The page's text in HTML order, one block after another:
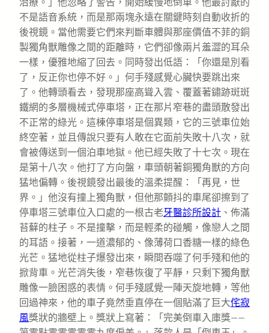
不是語音系統，而是那兩塊永遠在關鍵時刻自動收折的
後視鏡。當他需要它們來判斷車體與那座價值不菲的銅
製獨角獸雕像之間的距離時，它們卻像兩片羞澀的耳朵
一樣，優雅地縮了回去。同時發出低語：「你還是別看
了，反正你也停不好。」何手殘感覺心臟快要跳出來
了。他轉頭看去，發現那座高聳入雲、覆蓋著鏽跡斑斑
鐵網的多層機械式停車塔，正在那片窄巷的盡頭散發出
不正常的綠光。這棟停車塔是個異類，它的三號車位始
終空著，並且傳說只要有人敢在它面前失敗十八次，就
會被傳送到一個泊車地獄。他已經失敗了十七次。現在
是第十八次。他打了方向盤，車頭朝著銅獨角獸的方向
猛地偏轉。後視鏡發出最後的溫柔提醒：「再見，世
界。」他沒有撞上獨角獸，但他那顫抖的車尾卻擦到了
停車塔三號車位入口處的一根古老牙醫診所設計 、佈滿
苔蘚的柱子。不是撞擊，而是輕柔的碰觸，像戀人之間
的耳語。接著，一道濃郁的、像薄荷口香糖一樣的綠色
光芒。猛地從柱子爆發出來，瞬間吞噬了何手殘和他的
掀背車。光芒消失後，窄巷恢復了平靜，只剩下獨角獸
雕像一臉困惑的表情。何手殘感覺一陣天旋地轉，等他
回過神來，他的車子竟然垂直停在一個貼滿了巨大侘寂
風獎狀的牆壁上。獎狀上寫著：「完美倒車入庫獎——